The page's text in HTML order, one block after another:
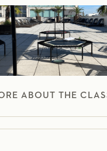
ABOUT THE